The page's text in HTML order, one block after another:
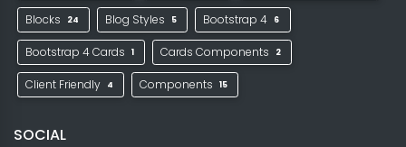
Blocks 24 Blog Styles 5 Bootstrap 4 6
Bootstrap 4 Cards 1 Cards Components 2
Client Friendly 4 Components 15
SOCIAL